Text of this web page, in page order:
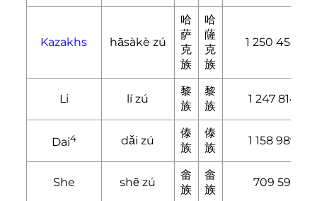
Kazakhs hāsàkè zú
哈
萨
克
族
哈
薩
克
族
1 250 458
Li lí zú
黎
族
黎
族
1 247 814
Dai4 dǎi zú
傣
族
傣
族
1 158 989
She shē zú
畲
族
畲
族
709 592